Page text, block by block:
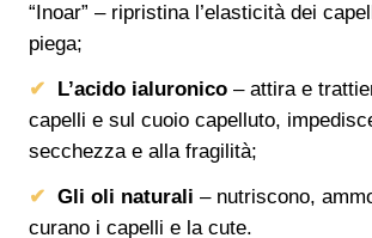
“Inoar” – ripristina l’elasticità dei
piega;
L’acido ialuronico – attira e
capelli e sul cuoio capelluto,
secchezza e alla fragilità;
Gli oli naturali – nutriscono,
curano i capelli e la cute.